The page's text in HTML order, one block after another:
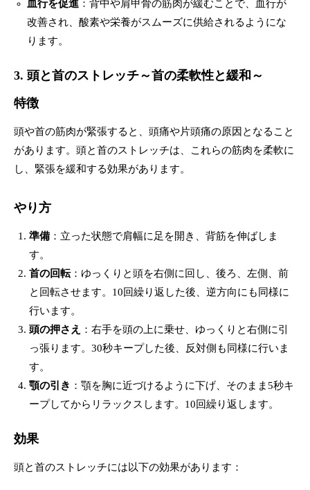
血行を促進 ：背中や肩甲骨の筋肉が緩むことで、血行が
改善され、酸素や栄養がスムーズに供給されるようにな
ります。
3. 頭と首のストレッチ～首の柔軟性と緩和～
特徴
頭や首の筋肉が緊張すると、頭痛や片頭痛の原因となること
があります。頭と首のストレッチは、これらの筋肉を柔軟に
し、緊張を緩和する効果があります。
やり方
準備：立った状態で肩幅に足を開き、背筋を伸ばしま
す。
首の回転：ゆっくりと頭を右側に回し、後ろ、左側、前
と回転させます。10回繰り返した後、逆方向にも同様に
行います。
頭の押さえ
：右手を頭の上に乗せ、ゆっくりと右側に引
っ張ります。30秒キープした後、反対側も同様に行いま
す。
顎の引き ：顎を胸に近づけるように下げ、そのまま5秒キ
ープしてからリラックスします。10回繰り返します。
効果
頭と首のストレッチには以下の効果があります：